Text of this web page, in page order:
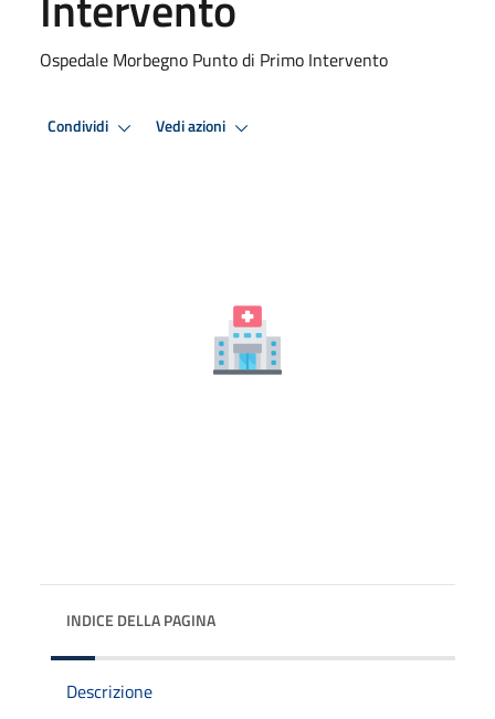
Ospedale Morbegno Punto di Primo Intervento
Condividi Vedi azioni
INDICE DELLA PAGINA
Descrizione